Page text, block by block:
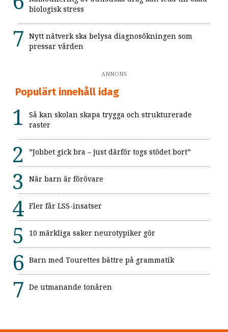
biologisk stress
Nytt nätverk ska belysa diagnosökningen som
pressar vården
ANNONS
Populärt innehåll idag
Så kan skolan skapa trygga och strukturerade
raster
”Jobbet gick bra – just därför togs stödet bort”
När barn är förövare
Fler får LSS-insatser
10 märkliga saker neurotypiker gör
Barn med Tourettes bättre på grammatik
De utmanande tonåren